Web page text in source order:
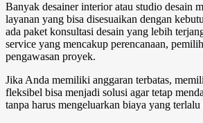
Banyak desainer interior atau studio desain
layanan yang bisa disesuaikan dengan
ada paket konsultasi desain yang lebih
service yang mencakup perencanaan,
pengawasan proyek.
Jika Anda memiliki anggaran terbatas,
fleksibel bisa menjadi solusi agar tetap
tanpa harus mengeluarkan biaya yang terlalu